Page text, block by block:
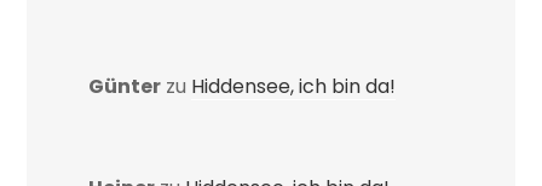
Günter zu Hiddensee, ich bin da!